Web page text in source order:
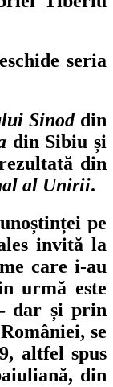
seria
Sinoddin
din Sibiu și
din
al Unirii.
pe
invită la
care i-au
urmă este
dar și prin
se
altfel spus
din